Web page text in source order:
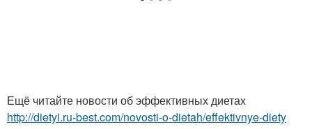
Ещё читайте новости об эффективных диетах
http://dietyi.ru-best.com/novosti-o-dietah/effektivnye-diety